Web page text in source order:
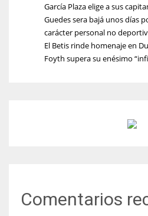
García Plaza elige a sus
Guedes sera bajá unos días
carácter personal no
El Betis rinde homenaje en
Foyth supera su enésimo
Comentarios